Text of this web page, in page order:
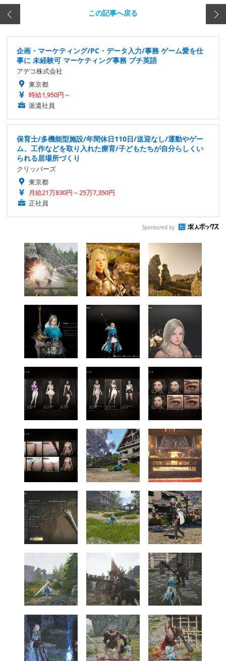
この記事へ戻る
企画・マーケティング/PC・データ入力/事務 ゲーム愛を仕
事に 未経験可 マーケティング事務 プチ英語
アデコ株式会社
東京都
時給1,950円～
派遣社員
保育士/多機能型施設/年間休日110日/送迎なし/運動やゲー
ム、工作などを取り入れた療育/子どもたちが自分らしくい
られる居場所づくり
クリッパーズ
東京都
月給21万830円～25万7,350円
正社員
Sponsored by